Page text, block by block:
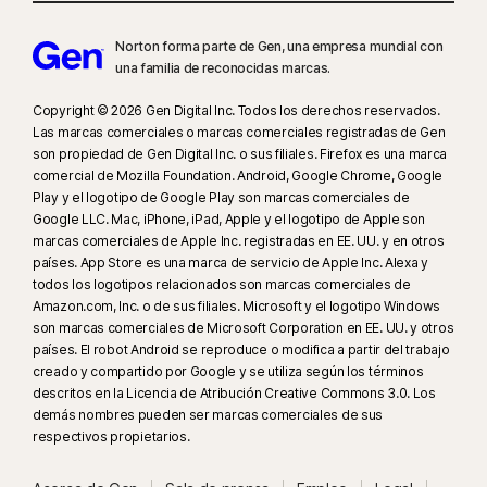
Basado en una prueba de otros ocho productos de VPN líderes
productos VPN realizado por PassMark Software por encargo de Gen, en
noviembre de 2023.
Para dejar de recibir la mayoría de las alertas para Windows, se debe
usar el modo de pantalla completa.
La Protección contra deepfakes automática funciona solo para videos
en inglés en plataformas de redes sociales o de video compatibles; para
otras plataformas, usa el análisis manual. Requiere Windows 11 o
posterior y un navegador compatible. La detección automática además
requiere una PC con IA (CPU Qualcomm o Intel de mínimo 8 núcleos,
16 GB de RAM) o una PC sin IA (CPU de mínimo 6 núcleos de cualquier
marca, 16 GB de RAM). Para las PC sin IA con CPU de mínimo 4 núcleos y
8 GB de RAM, solo está disponible el análisis manual. Para ver todos los
Norton forma parte de Gen, una empresa mundial con
una familia de reconocidas marcas.
Copyright © 2026 Gen Digital Inc. Todos los derechos reservados.
Las marcas comerciales o marcas comerciales registradas de Gen
son propiedad de Gen Digital Inc. o sus filiales. Firefox es una marca
comercial de Mozilla Foundation. Android, Google Chrome, Google
Play y el logotipo de Google Play son marcas comerciales de
Google LLC. Mac, iPhone, iPad, Apple y el logotipo de Apple son
marcas comerciales de Apple Inc. registradas en EE. UU. y en otros
países. App Store es una marca de servicio de Apple Inc. Alexa y
todos los logotipos relacionados son marcas comerciales de
Amazon.com, Inc. o de sus filiales. Microsoft y el logotipo Windows
son marcas comerciales de Microsoft Corporation en EE. UU. y otros
países. El robot Android se reproduce o modifica a partir del trabajo
creado y compartido por Google y se utiliza según los términos
descritos en la Licencia de Atribución Creative Commons 3.0. Los
demás nombres pueden ser marcas comerciales de sus
respectivos propietarios.